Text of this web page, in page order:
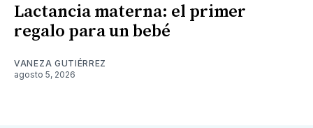
Lactancia materna: el primer
regalo para un bebé
VANEZA GUTIÉRREZ
agosto 5, 2026